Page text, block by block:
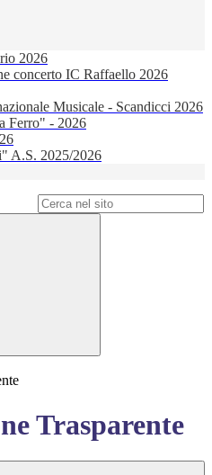
2026
concerto IC Raffaello 2026
Musicale - Scandicci 2026
Ferro" - 2026
A.S. 2025/2026
Trasparente